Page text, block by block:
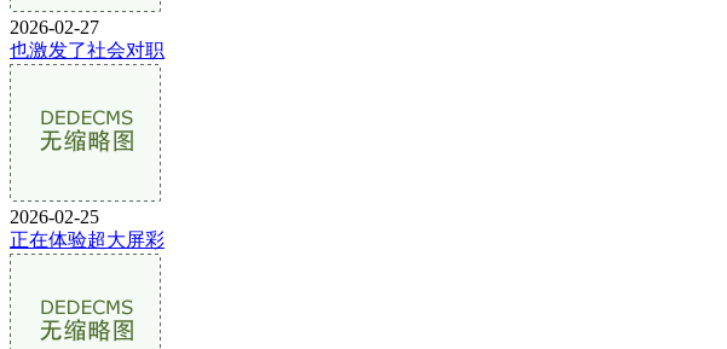
2026-02-27
也激发了社会对职
2026-02-25
正在体验超大屏彩